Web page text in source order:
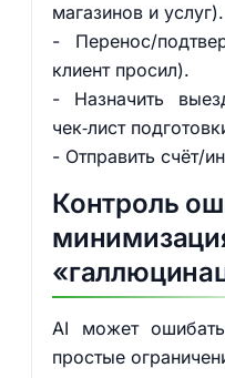
магазинов и услуг).
- Перенос/
клиент просил).
- Назначить
чек‑лист
- Отправить счёт/
Контроль
AI может
простые